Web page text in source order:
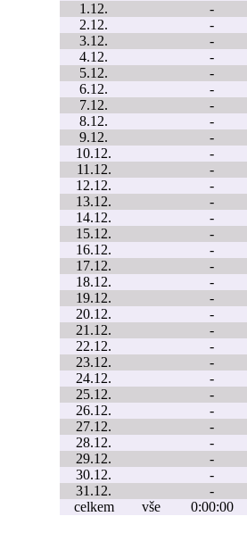
1.12.
-
2.12.
-
3.12.
-
4.12.
-
5.12.
-
6.12.
-
7.12.
-
8.12.
-
9.12.
-
10.12.
-
11.12.
-
12.12.
-
13.12.
-
14.12.
-
15.12.
-
16.12.
-
17.12.
-
18.12.
-
19.12.
-
20.12.
-
21.12.
-
22.12.
-
23.12.
-
24.12.
-
25.12.
-
26.12.
-
27.12.
-
28.12.
-
29.12.
-
30.12.
-
31.12.
-
celkem
vše 0:00:00